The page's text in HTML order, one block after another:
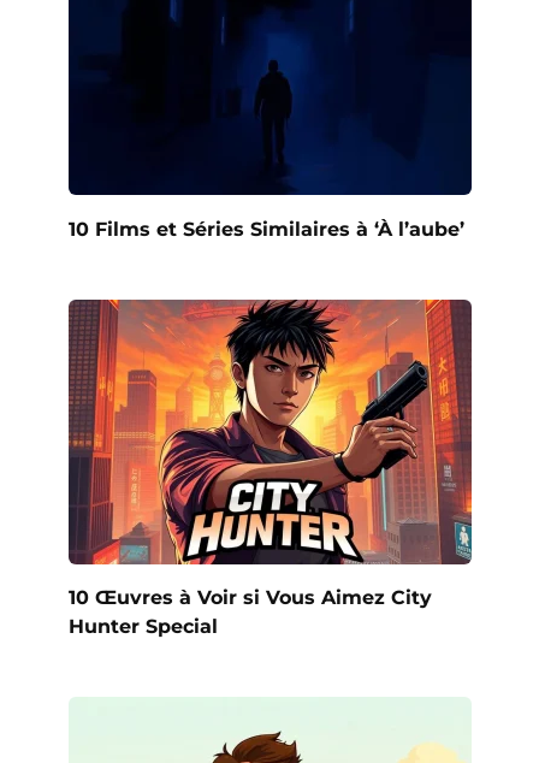
10 Films et Séries Similaires à ‘À l’aube’
10 Œuvres à Voir si Vous Aimez City
Hunter Special